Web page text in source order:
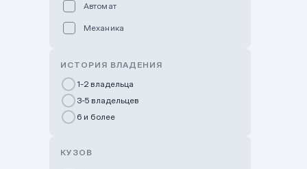
GWM Nurly Zhol
Chery Astana
Автомат
Механика
ИСТОРИЯ ВЛАДЕНИЯ
1-2 владельца
3-5 владельцев
6 и более
КУЗОВ